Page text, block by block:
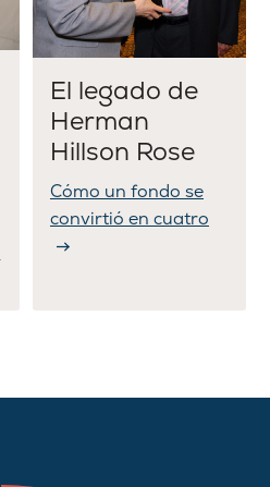
El legado de
Herman
Hillson Rose
Cómo un fondo se
convirtió en cuatro